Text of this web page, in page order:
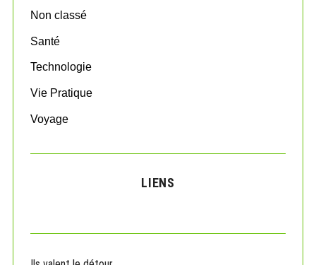
Non classé
Santé
Technologie
Vie Pratique
Voyage
LIENS